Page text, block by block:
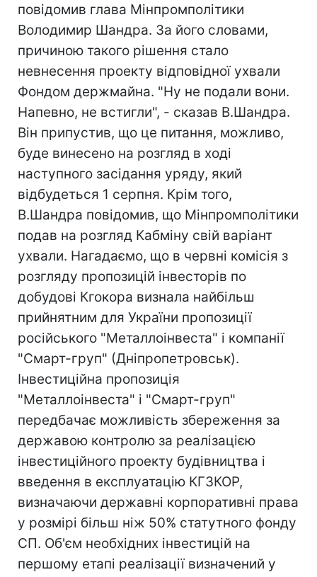
повідомив глава Мінпромполітики
Володимир Шандра. За його словами,
причиною такого рішення стало
невнесення проекту відповідної ухвали
Фондом держмайна. "Ну не подали вони.
Напевно, не встигли", - сказав В.Шандра.
Він припустив, що це питання, можливо,
буде винесено на розгляд в ході
наступного засідання уряду, який
відбудеться 1 серпня. Крім того,
В.Шандра повідомив, що Мінпромполітики
подав на розгляд Кабміну свій варіант
ухвали. Нагадаємо, що в червні комісія з
розгляду пропозицій інвесторів по
добудові Кгокора визнала найбільш
прийнятним для України пропозиції
російського "Металлоінвеста" і компанії
"Смарт-груп" (Дніпропетровськ).
Інвестиційна пропозиція
"Металлоінвеста" і "Смарт-груп"
передбачає можливість збереження за
державою контролю за реалізацією
інвестиційного проекту будівництва і
введення в експлуатацію КГЗКОР,
визначаючи державні корпоративні права
у розмірі більш ніж 50% статутного фонду
СП. Об'єм необхідних інвестицій на
першому етапі реалізації визначений у